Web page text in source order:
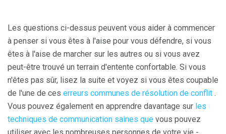
Les questions ci-dessus peuvent vous aider à commencer
à penser si vous êtes à l'aise pour vous défendre, si vous
êtes à l'aise de marcher sur les autres ou si vous avez
peut-être trouvé un terrain d'entente confortable. Si vous
n'êtes pas sûr, lisez la suite et voyez si vous êtes coupable
de l'une de ces erreurs communes de résolution de conflit .
Vous pouvez également en apprendre davantage sur les
techniques de communication saines que vous pouvez